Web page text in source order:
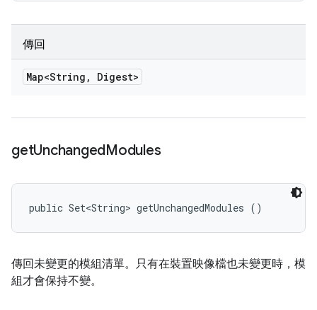
傳回
Map<String , Digest>
getUnchangedModules
public Set<String> getUnchangedModules ()
傳回未變更的模組清單。只有在裝置映像檔也未變更時，模
組才會保持不變。